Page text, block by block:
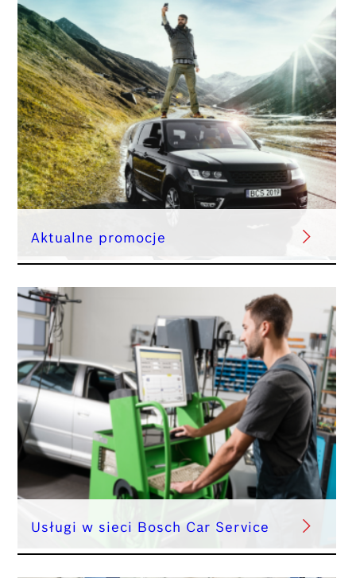
Aktualne promocje
Usługi w sieci Bosch Car Service